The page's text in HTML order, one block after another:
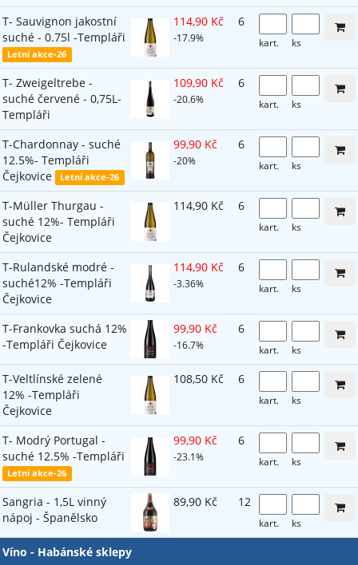
T- Sauvignon jakostní
suché - 0.75l -Templáři
Letní akce-26
114,90 Kč
-17.9%
6
kart. ks
T- Zweigeltrebe -
suché červené - 0,75L-
Templáři
109,90 Kč
-20.6%
6
kart. ks
T-Chardonnay - suché
12.5%- Templáři
Čejkovice
Letní akce-26
99,90 Kč
-20%
6
kart. ks
T-Müller Thurgau -
suché 12%- Templáři
Čejkovice
114,90 Kč 6
kart. ks
T-Rulandské modré -
suché12% -Templáři
Čejkovice
114,90 Kč
-3.36%
6
kart. ks
T-Frankovka suchá 12%
-Templáři Čejkovice
99,90 Kč
-16.7%
6
kart. ks
T-Veltlínské zelené
12% -Templáři
Čejkovice
108,50 Kč 6
kart. ks
T- Modrý Portugal -
suché 12.5% -Templáři
Letní akce-26
99,90 Kč
-23.1%
6
kart. ks
Sangria - 1,5L vinný
nápoj - Španělsko
89,90 Kč 12
kart. ks
Víno - Habánské sklepy